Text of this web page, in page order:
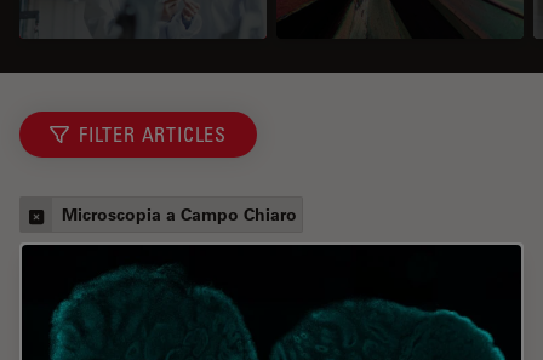
FILTER ARTICLES
Microscopia a Campo Chiaro